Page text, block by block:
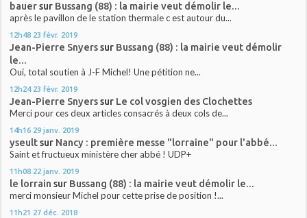
bauersur Bussang (88) : la mairie veut démolir le...
après le pavillon de le station thermale c est autour du...
12h48 23 févr. 2019
Jean-Pierre Snyerssur Bussang (88) : la mairie veut démolir
le...
Oui, total soutien à J-F Michel! Une pétition ne...
12h24 23 févr. 2019
Jean-Pierre Snyerssur Le col vosgien des Clochettes
Merci pour ces deux articles consacrés à deux cols de...
14h16 29 janv. 2019
yseultsur Nancy : première messe "lorraine" pour l'abbé...
Saint et fructueux ministère cher abbé ! UDP+
11h08 22 janv. 2019
le lorrain sur Bussang (88) : la mairie veut démolir le...
merci monsieur Michel pour cette prise de position !...
11h21 27 déc. 2018